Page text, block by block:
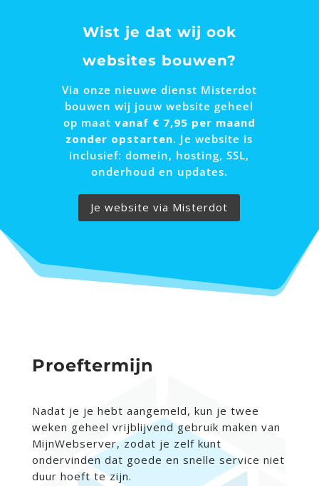
Wist je dat wij ook
websites bouwen?
Via onze nieuwe dienst Misterdot
bouwen wij jouw website geheel
op maat vanaf € 7,95 per maand
zonder opstarten. Je website is
inclusief: domein, hosting, SSL,
onderhoud en updates.
Je website via Misterdot
Proeftermijn
Nadat je je hebt aangemeld, kun je twee
weken geheel vrijblijvend gebruik maken van
MijnWebserver, zodat je zelf kunt
ondervinden dat goede en snelle service niet
duur hoeft te zijn.